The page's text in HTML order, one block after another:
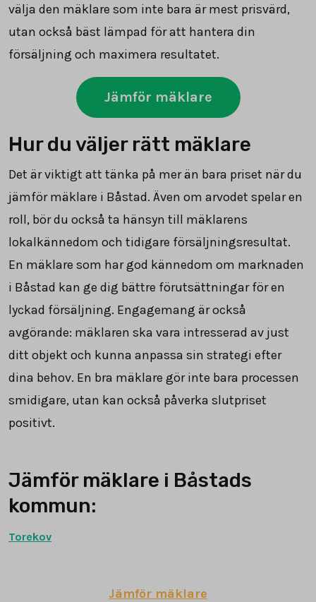
välja den mäklare som inte bara är mest prisvärd,
utan också bäst lämpad för att hantera din
försäljning och maximera resultatet.
Jämför mäklare
Hur du väljer rätt mäklare
Det är viktigt att tänka på mer än bara priset när du
jämför mäklare i Båstad. Även om arvodet spelar en
roll, bör du också ta hänsyn till mäklarens
lokalkännedom och tidigare försäljningsresultat.
En mäklare som har god kännedom om marknaden
i Båstad kan ge dig bättre förutsättningar för en
lyckad försäljning. Engagemang är också
avgörande: mäklaren ska vara intresserad av just
ditt objekt och kunna anpassa sin strategi efter
dina behov. En bra mäklare gör inte bara processen
smidigare, utan kan också påverka slutpriset
positivt.
Jämför mäklare i Båstads
kommun:
Torekov
Jämför mäklare